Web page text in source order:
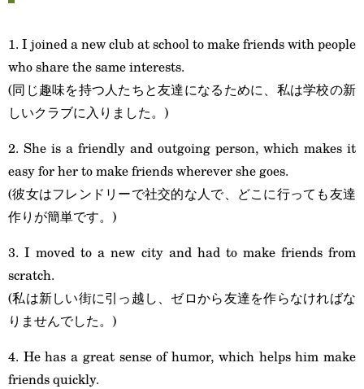
1. I joined a new club at school to make friends with people
who share the same interests.
(同じ趣味を持つ人たちと友達になるために、私は学校の新
しいクラブに入りました。)
2. She is a friendly and outgoing person, which makes it
easy for her to make friends wherever she goes.
(彼女はフレンドリーで社交的な人で、どこに行っても友達
作りが簡単です。)
3. I moved to a new city and had to make friends from
scratch.
(私は新しい街に引っ越し、ゼロから友達を作らなければな
りませんでした。)
4. He has a great sense of humor, which helps him make
friends quickly.